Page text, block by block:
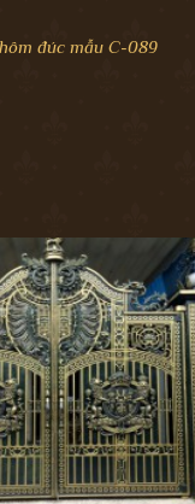
đúc mẫu C-089